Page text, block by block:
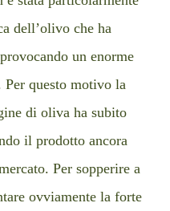
dell’olivo che ha
un enorme
Per questo motivo la
di oliva ha subito
il prodotto ancora
Per sopperire a
ovviamente la forte